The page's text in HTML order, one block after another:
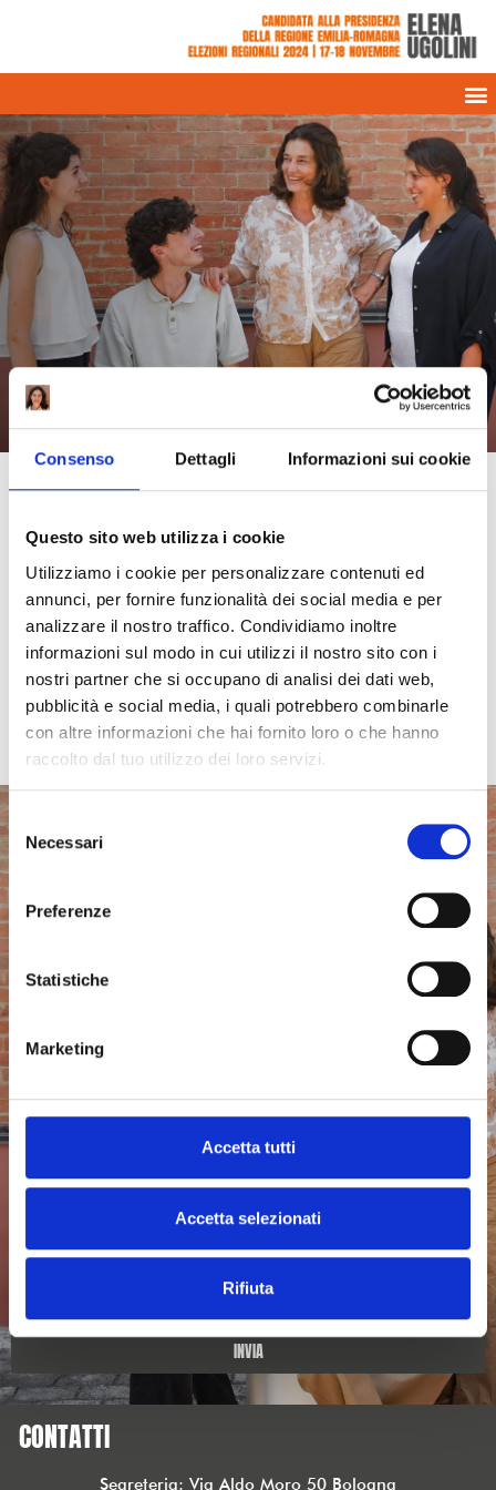
Consenso Dettagli Informazioni sui cookie
Questo sito web utilizza i cookie
Utilizziamo i cookie per personalizzare contenuti ed
annunci, per fornire funzionalità dei social media e per
analizzare il nostro traffico. Condividiamo inoltre
informazioni sul modo in cui utilizzi il nostro sito con i
nostri partner che si occupano di analisi dei dati web,
pubblicità e social media, i quali potrebbero combinarle
con altre informazioni che hai fornito loro o che hanno
raccolto dal tuo utilizzo dei loro servizi.
Selezione
del
consenso
Necessari
Preferenze
Statistiche
Marketing
Accetta tutti
Accetta selezionati
Rifiuta
Entra
in squadra
DIVENTA VOLONTARIO
È un onore e una sorpresa vedere già così tante persone
all’opera per sostenere la mia lista civica: in tutte le province
della Regione crescono i comitati, che sono i principali
gruppi di lavoro, ma c’èuna rete entusiasta di volontari
si va formando, e che èfondamentale per diffondere la
nostra campagnadi ascolto e di proposte per il futuro
dell’Emilia-Romagna.
Se vuoi farne parte, compila il form
qui sotto
Città / provincia *
Sì, voglio entrare in squadra come volontario/a*
Ho letto e compreso i termini della Privacy Policy*
INVIA
CONTATTI
Segreteria: Via Aldo Moro 50 Bologna